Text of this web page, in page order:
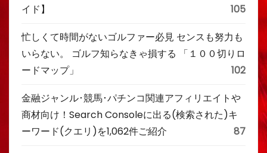
イド】
105
忙しくて時間がないゴルファー必見 センスも努力も
いらない。 ゴルフ知らなきゃ損する 「１００切りロ
ードマップ」
102
金融ジャンル･競馬･パチンコ関連アフィリエイトや
商材向け！Search Consoleに出る(検索された)キ
ーワード(クエリ)を1,062件ご紹介
87